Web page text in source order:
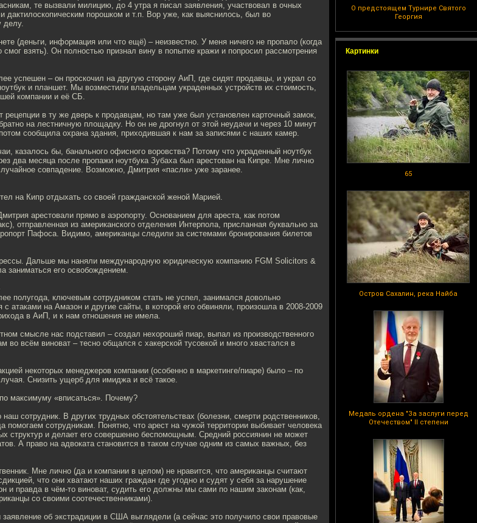
О предстоящем Турнире Святого
Георгия
Картинки
65
Остров Сахалин, река Найба
Медаль ордена "За заслуги перед
Отечеством" II степени
те вызвали милицию, до 4 утра я писал заявления, участвовал в очных
дактилоскопическим порошком и т.п. Вор уже, как выяснилось, был во
делу.
(деньги, информация или что ещё) – неизвестно. У меня ничего не пропало (когда
смог взять). Он полностью признал вину в попытке кражи и попросил рассмотрения
успешен – он проскочил на другую сторону АиП, где сидят продавцы, и украл со
и планшет. Мы возместили владельцам украденных устройств их стоимость,
компании и её СБ.
рецепции в ту же дверь к продавцам, но там уже был установлен карточный замок,
на лестничную площадку. Но он не дрогнул от этой неудачи и через 10 минут
сообщила охрана здания, приходившая к нам за записями с наших камер.
казалось бы, банального офисного воровства? Потому что украденный ноутбук
два месяца после пропажи ноутбука Зубаха был арестован на Кипре. Мне лично
совпадение. Возможно, Дмитрия «пасли» уже заранее.
на Кипр отдыхать со своей гражданской женой Марией.
арестовали прямо в аэропорту. Основанием для ареста, как потом
отправленная из американского отделения Интерпола, присланная буквально за
Пафоса. Видимо, американцы следили за системами бронирования билетов
Дальше мы наняли международную юридическую компанию FGM Solicitors &
заниматься его освобождением.
полугода, ключевым сотрудником стать не успел, занимался довольно
атаками на Амазон и другие сайты, в которой его обвиняли, произошла в 2008-2009
в АиП, и к нам отношения не имела.
смысле нас подставил – создал нехороший пиар, выпал из производственного
во всём виноват – тесно общался с хакерской тусовкой и много хвастался в
некоторых менеджеров компании (особенно в маркетинге/пиаре) было – по
Снизить ущерб для имиджа и всё такое.
максимуму «вписаться». Почему?
сотрудник. В других трудных обстоятельствах (болезни, смерти родственников,
помогаем сотрудникам. Понятно, что арест на чужой территории выбивает человека
структур и делает его совершенно беспомощным. Средний россиянин не может
А право на адвоката становится в таком случае одним из самых важных, без
Мне лично (да и компании в целом) не нравится, что американцы считают
что они хватают наших граждан где угодно и судят у себя за нарушение
и правда в чём-то виноват, судить его должны мы сами по нашим законам (как,
со своими соотечественниками).
заявление об экстрадиции в США выглядели (а сейчас это получило свои правовые